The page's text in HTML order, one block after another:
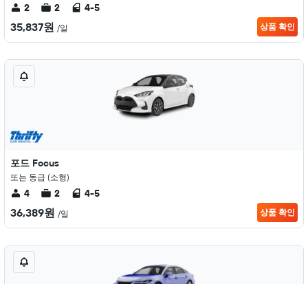
2 2 4-5
35,837원 /일 상품 확인
포드 Focus
또는 동급 (소형)
4 2 4-5
36,389원 /일 상품 확인